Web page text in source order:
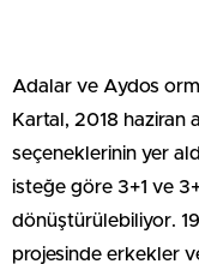
Adalar ve Aydos
Kartal, 2018 haziran
seçeneklerinin yer
isteğe göre 3+1 ve
dönüştürülebiliyor.
projesinde erkekler